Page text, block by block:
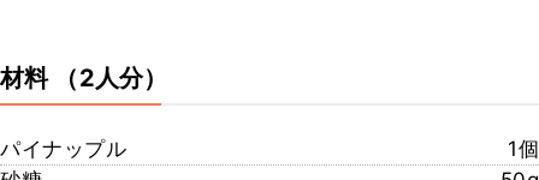
材料 （2人分）
パイナップル
1個